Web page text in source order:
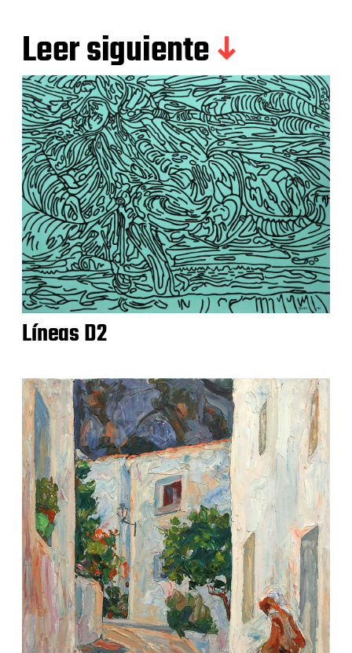
Leer siguiente
Líneas D2